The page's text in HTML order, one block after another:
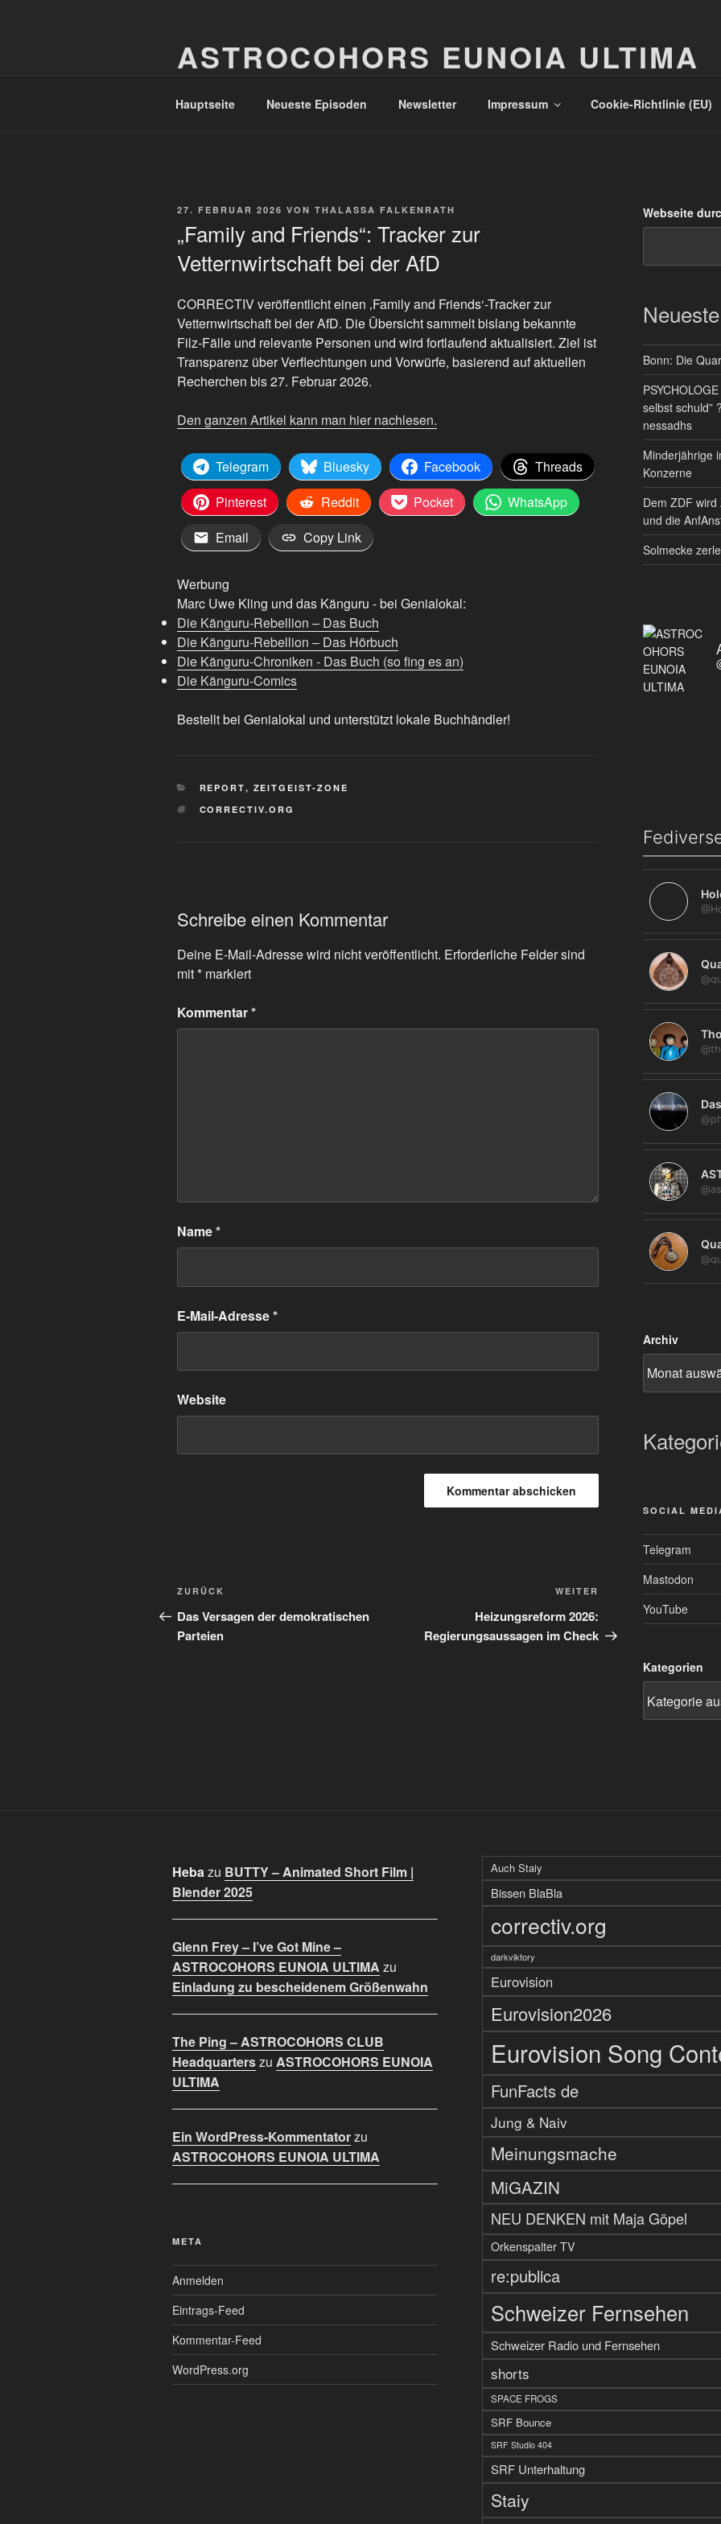
ASTROCOHORS EUNOIA ULTIMA
Hauptseite Neueste Episoden Newsletter Impressum Cookie-Richtlinie (EU)
VERÖFFENTLICHT
27. FEBRUAR 2026 VON THALASSA FALKENRATH
„Family and Friends“: Tracker zur
Vetternwirtschaft bei der AfD
CORRECTIV veröffentlicht einen ‚Family and Friends‘-Tracker zur
Vetternwirtschaft bei der AfD. Die Übersicht sammelt bislang bekannte
Filz-Fälle und relevante Personen und wird fortlaufend aktualisiert. Ziel ist
Transparenz über Verflechtungen und Vorwürfe, basierend auf aktuellen
Recherchen bis 27. Februar 2026.
Den ganzen Artikel kann man hier nachlesen.
Telegram Bluesky Facebook
Threads
Pinterest
Reddit Pocket
WhatsApp
Email
Copy Link
Werbung
Marc Uwe Kling und das Känguru - bei Genialokal:
Die Känguru-Rebellion – Das Buch
Die Känguru-Rebellion – Das Hörbuch
Die Känguru-Chroniken - Das Buch (so fing es an)
Die Känguru-Comics
Bestellt bei Genialokal und unterstützt lokale Buchhändler!
KATEGORIEN
REPORT, ZEITGEIST-ZONE
SCHLAGWÖRTER
CORRECTIV.ORG
Schreibe einen Kommentar
Deine E-Mail-Adresse wird nicht veröffentlicht. Erforderliche Felder sind
mit* markiert
Kommentar*
Name*
E-Mail-Adresse*
Website
Beitragsnavigation
Vorheriger
Beitrag
ZURÜCK
Das Versagen der demokratischen
Parteien
Nächster
WEITER
Heizungsreform 2026:
Regierungsaussagen im Check
Webseite
Bonn: Die
selbst schuld”
nessadhs
Minderjährige
Konzerne
Dem ZDF
und die
Solmecke
Archiv
SOCIAL
Telegram
Mastodon
YouTube
Kategorien
Hebazu BUTTY – Animated Short Film |
Blender 2025
Glenn Frey – I’ve Got Mine –
ASTROCOHORS EUNOIA ULTIMA zu
Einladung zu bescheidenem Größenwahn
The Ping – ASTROCOHORS CLUB
Headquarterszu ASTROCOHORS EUNOIA
ULTIMA
Ein WordPress-Kommentatorzu
ASTROCOHORS EUNOIA ULTIMA
META
Anmelden
Eintrags-Feed
Kommentar-Feed
WordPress.org
Auch Staiy
Bissen BlaBla
correctiv.org
darkviktory
Eurovision
Eurovision2026
Eurovision Song
FunFacts de
Jung & Naiv
Meinungsmache
MiGAZIN
NEU DENKEN mit Maja Göpel
Orkenspalter TV
re:publica
Schweizer Fernsehen
Schweizer Radio und Fernsehen
shorts
SPACE FROGS
SRF Bounce
SRF Studio 404
SRF Unterhaltung
Staiy